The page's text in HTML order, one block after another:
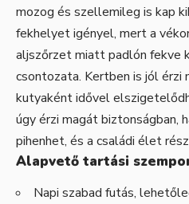
mozog és szellemileg is kap
fekhelyet igényel, mert a
aljszőrzet miatt padlón fekve
csontozata. Kertben is jól érzi
kutyaként idővel
úgy érzi magát biztonságban,
pihenhet, és a családi élet
Alapvető tartási
Napi szabad futás,